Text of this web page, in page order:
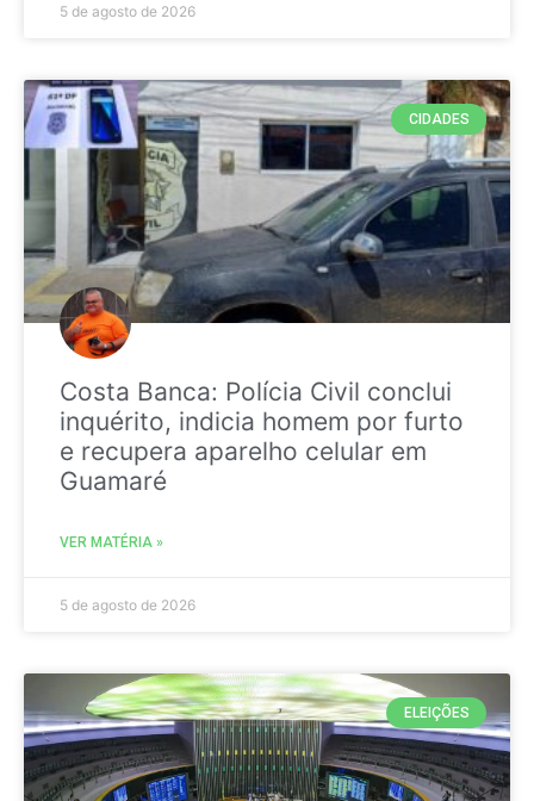
5 de agosto de 2026
CIDADES
Costa Banca: Polícia Civil conclui
inquérito, indicia homem por furto
e recupera aparelho celular em
Guamaré
VER MATÉRIA »
5 de agosto de 2026
ELEIÇÕES